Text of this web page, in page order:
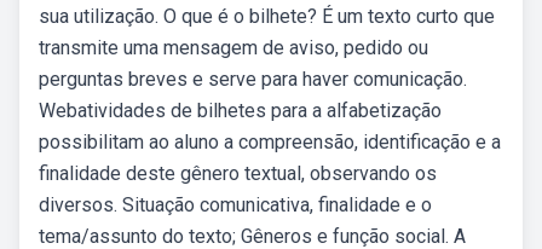
sua utilização. O que é o bilhete? É um texto curto que
transmite uma mensagem de aviso, pedido ou
perguntas breves e serve para haver comunicação.
Webatividades de bilhetes para a alfabetização
possibilitam ao aluno a compreensão, identificação e a
finalidade deste gênero textual, observando os
diversos. Situação comunicativa, finalidade e o
tema/assunto do texto; Gêneros e função social. A